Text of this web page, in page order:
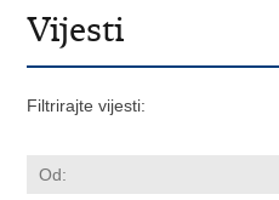
Vijesti
Filtrirajte vijesti: